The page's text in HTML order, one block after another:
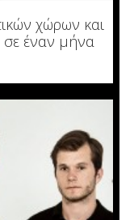
χώρων και
σε έναν μήνα